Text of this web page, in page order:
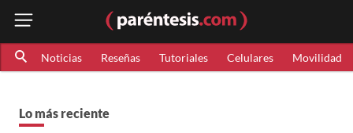
Noticias Reseñas Tutoriales Celulares Movilidad
Lo más reciente